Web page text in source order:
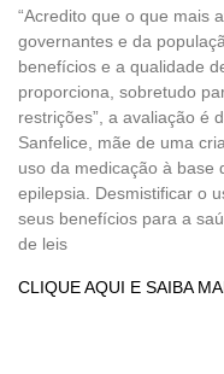
“Acredito que o que mais
governantes e da
benefícios e a qualidade
proporciona, sobretudo
restrições”, a avaliação é
Sanfelice, mãe de uma
uso da medicação à base
epilepsia. Desmistificar o
seus benefícios para a
de leis
CLIQUE AQUI E SAIBA